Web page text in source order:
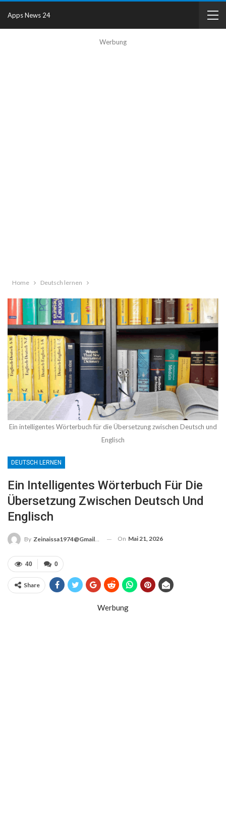
Werbung
Apps News 24
Home Deutsch lernen
Ein intelligentes Wörterbuch für die Übersetzung zwischen Deutsch und
Englisch
DEUTSCH LERNEN
Ein Intelligentes Wörterbuch Für Die
Übersetzung Zwischen Deutsch Und
Englisch
By Zeinaissa1974@gmail.com On Mai 21, 2026
0
40
Share
Werbung